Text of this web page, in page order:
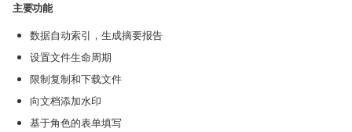
主要功能
数据自动索引，生成摘要报告
设置文件生命周期
限制复制和下载文件
向文档添加水印
基于角色的表单填写